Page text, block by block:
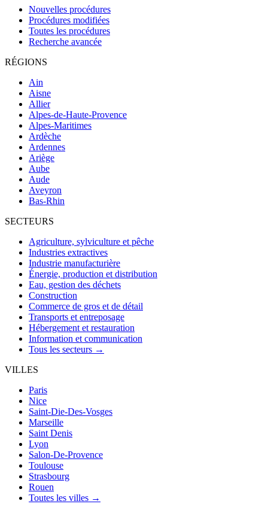
Nouvelles procédures
Procédures modifiées
Toutes les procédures
Recherche avancée
RÉGIONS
Ain
Aisne
Allier
Alpes-de-Haute-Provence
Alpes-Maritimes
Ardèche
Ardennes
Ariège
Aube
Aude
Aveyron
Bas-Rhin
SECTEURS
Agriculture, sylviculture et pêche
Industries extractives
Industrie manufacturière
Énergie, production et distribution
Eau, gestion des déchets
Construction
Commerce de gros et de détail
Transports et entreposage
Hébergement et restauration
Information et communication
Tous les secteurs →
VILLES
Paris
Nice
Saint-Die-Des-Vosges
Marseille
Saint Denis
Lyon
Salon-De-Provence
Toulouse
Strasbourg
Rouen
Toutes les villes →